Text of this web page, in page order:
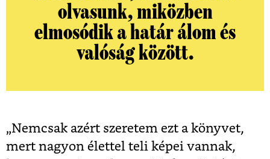
olvasunk, miközben
elmosódik a határ álom és
valóság között.
„Nemcsak azért szeretem ezt a könyvet,
mert nagyon élettel teli képei vannak,